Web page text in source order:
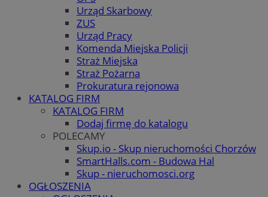
Urząd Skarbowy
ZUS
Urząd Pracy
Komenda Miejska Policji
Straż Miejska
Straż Pożarna
Prokuratura rejonowa
KATALOG FIRM
KATALOG FIRM
Dodaj firmę do katalogu
POLECAMY
Skup.io - Skup nieruchomości Chorzów
SmartHalls.com - Budowa Hal
Skup - nieruchomosci.org
OGŁOSZENIA